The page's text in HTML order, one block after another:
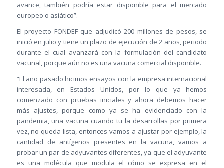
avance, también podría estar disponible para el mercado
europeo o asiático”.
El proyecto FONDEF que adjudicó 200 millones de pesos, se
inició en julio y tiene un plazo de ejecución de 2 años, periodo
durante el cual avanzará con la formulación del candidato
vacunal, porque aún no es una vacuna comercial disponible.
“El año pasado hicimos ensayos con la empresa internacional
interesada, en Estados Unidos, por lo que ya hemos
comenzado con pruebas iniciales y ahora debemos hacer
más ajustes, porque como ya se ha evidenciado con la
pandemia, una vacuna cuando tu la desarrollas por primera
vez, no queda lista, entonces vamos a ajustar por ejemplo, la
cantidad de antígenos presentes en la vacuna, vamos a
probar un par de adyuvantes diferentes, ya que el adyuvante
es una molécula que modula el cómo se expresa en el